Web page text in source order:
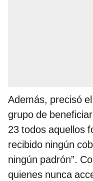
Además, precisó
grupo de
23 todos aquellos
recibido ningún
ningún padrón”.
quienes nunca